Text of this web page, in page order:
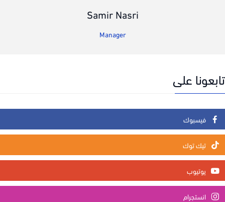
Samir Nasri
Manager
على
فيسبوك
تيك توك
يوتيوب
انستجرام